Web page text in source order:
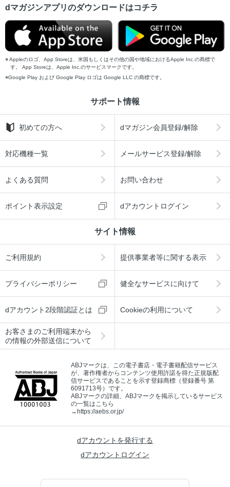
dマガジンアプリのダウンロードはコチラ
Appleのロゴ、App Storeは、米国もしくはその他の国や地域におけるApple Inc.の商標で
す。 App Storeは、Apple Inc.のサービスマークです。
Google Play および Google Play ロゴは Google LLC の商標です。
サポート情報
初めての方へ dマガジン会員登録/解除
対応機種一覧 メールサービス登録/解除
よくある質問 お問い合わせ
ポイント表示設定 dアカウントログイン
サイト情報
ご利用規約 提供事業者等に関する表示
プライバシーポリシー 健全なサービスに向けて
dアカウント2段階認証とは Cookieの利用について
お客さまのご利用端末から
の情報の外部送信について
ABJマークは、この電子書店・電子書籍配信サービス
が、著作権者からコンテンツ使用許諾を得た正規版配
信サービスであることを示す登録商標（登録番号 第
6091713号）です。
ABJマークの詳細、ABJマークを掲示しているサービス
の一覧はこちら
→ https://aebs.or.jp/
dアカウントを発行する
dアカウントログイン